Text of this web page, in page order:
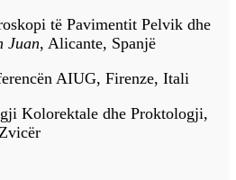
të Pavimentit Pelvik dhe
Juan, Alicante, Spanjë
AIUG, Firenze, Itali
Kolorektale dhe Proktologji,